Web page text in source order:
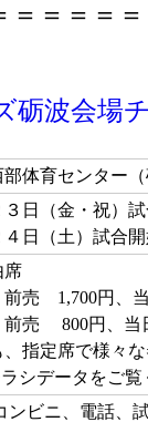
＝＝＝＝
砺波会場
体育センター
３日（金・祝）
４日（土）試合
席
1,700円、
売 800円、当
指定席で様々
シデータをご覧
ンビニ、電話、